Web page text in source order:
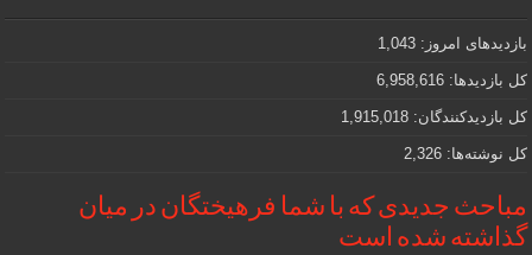
که
دنبالش
هستید
بازدیدهای امروز:1,043
کل بازدیدها:6,958,616
کل بازدیدکنند‌گان:1,915,018
کل نوشته‌ها:2,326
مباحث جدیدی که با شما فرهیختگان در میان
گذاشته شده است